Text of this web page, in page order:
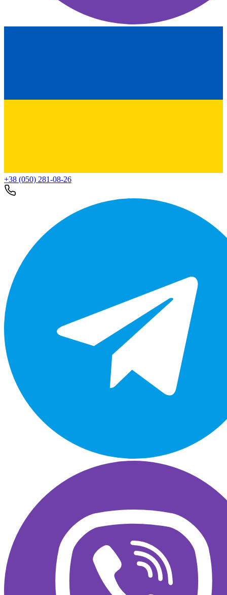
+38 (050) 281-08-26